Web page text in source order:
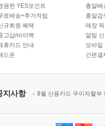
원한 YES포인트
료배송+추가적립
규회원 혜택
고샵/바이백
휴카드 안내
드온
총알배
총알검
매장
알림
모바일
간편결
지사항 8월 신용카드 무이자할부